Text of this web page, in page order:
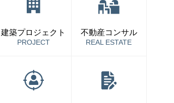
建築プロジェクト
PROJECT
不動産コンサル
REAL ESTATE